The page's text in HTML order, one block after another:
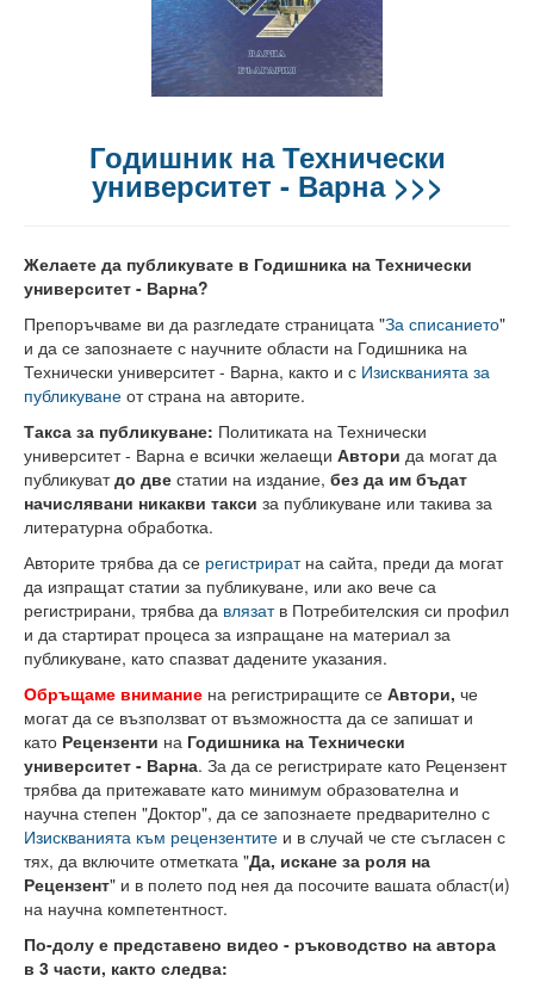
Факултети и Колежи
Корабостроителен факултет
Факултет по изчислителна техника и автоматизация
Колежи
Добруджански технологичен колеж
Колеж в структурата на ТУ-Варна
Департамент ЕПОС
Научноизследователски институт
Отдели и Центрове
Високотехнологичен парк
Ресурси
Библиотека
Спортен комплекс
Студентски стол
Почивни бази
Общежития
Безжичен интернет
Годишник на Технически
университет - Варна >>>
Желаете да публикувате в Годишника на Технически
университет - Варна?
Препоръчваме ви да разгледате страницата "За списанието"
и да се запознаете с научните области на Годишника на
Технически университет - Варна, както и с Изискванията за
публикуване от страна на авторите.
Такса за публикуване: Политиката на Технически
университет - Варна е всички желаещи Автори да могат да
публикуватдо две статии на издание, без да им бъдат
начислявани никакви такси за публикуване или такива за
литературна обработка.
Авторите трябва да се регистриратна сайта, преди да могат
да изпращат статии за публикуване, или ако вече са
регистрирани, трябва да влязатв Потребителския си профил
и да стартират процеса за изпращане на материал за
публикуване, като спазват дадените указания.
Обръщаме внимание на регистриращите се Автори, че
могат да се възползват от възможността да се запишат и
като Рецензенти на Годишника на Технически
университет - Варна. За да се регистрирате като Рецензент
трябва да притежавате като минимум образователна и
научна степен "Доктор", да се запознаете предварително с
Изискванията към рецензентите и в случай че сте съгласен с
тях, да включите отметката "Да, искане за роля на
Рецензент" и в полето под нея да посочите вашата област(и)
на научна компетентност.
По-долу е представено видео - ръководство на автора
в 3 части, както следва: